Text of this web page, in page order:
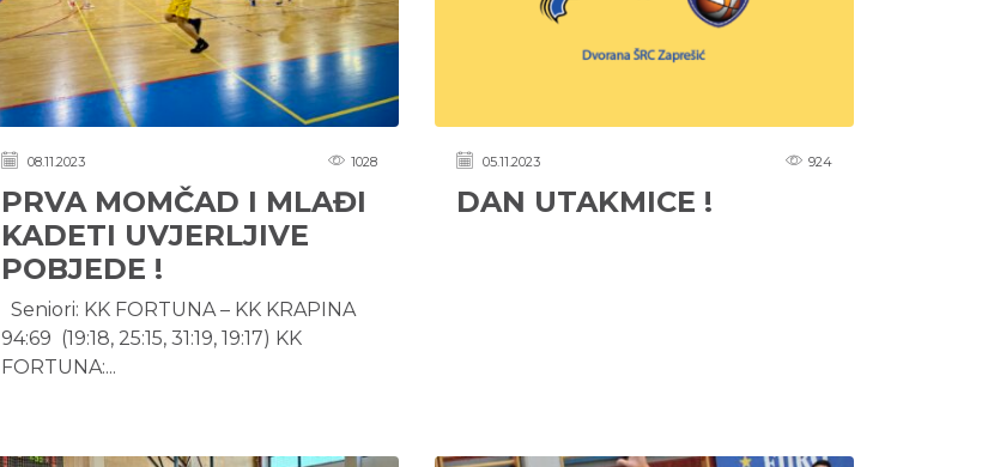
08.11.2023 1028
PRVA MOMČAD I MLAĐI
KADETI UVJERLJIVE
POBJEDE !
Seniori: KK FORTUNA – KK KRAPINA
94:69 (19:18, 25:15, 31:19, 19:17) KK
FORTUNA:...
05.11.2023 924
DAN UTAKMICE !